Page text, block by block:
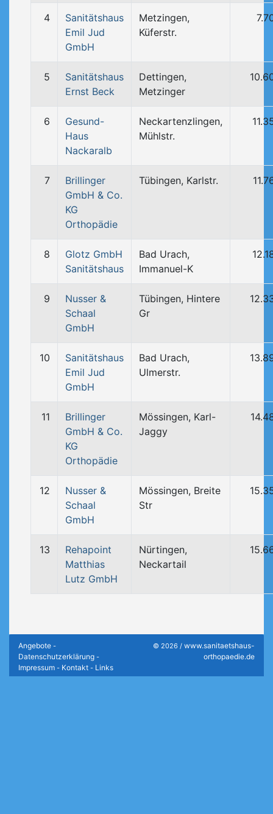
4
Sanitätshaus
Emil Jud
GmbH
Metzingen,
Küferstr.
5
Sanitätshaus
Ernst Beck
Dettingen,
Metzinger
6
Gesund-
Haus
Nackaralb
Neckartenzlingen,
Mühlstr.
7
Brillinger
GmbH & Co.
KG
Orthopädie
Tübingen, Karlstr.
8
Glotz GmbH
Sanitätshaus
Bad Urach,
Immanuel-K
9
Nusser &
Schaal
GmbH
Tübingen, Hintere
Gr
10
Sanitätshaus
Emil Jud
GmbH
Bad Urach,
Ulmerstr.
11
Brillinger
GmbH & Co.
KG
Orthopädie
Mössingen, Karl-
Jaggy
12
Nusser &
Schaal
GmbH
Mössingen, Breite
Str
13
Rehapoint
Matthias
Lutz GmbH
Nürtingen,
Neckartail
Angebote -
Datenschutzerklärung -
Impressum - Kontakt - Links
© 2026 / www.sanitaetshaus-
orthopaedie.de